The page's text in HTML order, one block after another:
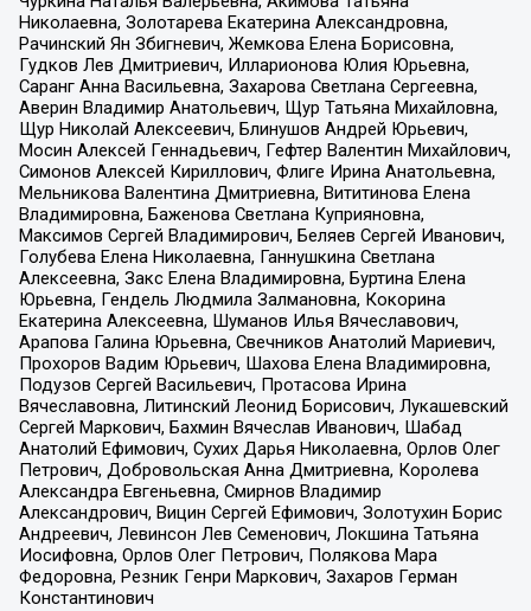
Николаевна, Золотарева Екатерина Александровна,
Рачинский Ян Збигневич, Жемкова Елена Борисовна,
Гудков Лев Дмитриевич, Илларионова Юлия Юрьевна,
Саранг Анна Васильевна, Захарова Светлана Сергеевна,
Аверин Владимир Анатольевич, Щур Татьяна Михайловна,
Щур Николай Алексеевич, Блинушов Андрей Юрьевич,
Мосин Алексей Геннадьевич, Гефтер Валентин Михайлович,
Симонов Алексей Кириллович, Флиге Ирина Анатольевна,
Мельникова Валентина Дмитриевна, Вититинова Елена
Владимировна, Баженова Светлана Куприяновна,
Максимов Сергей Владимирович, Беляев Сергей Иванович,
Голубева Елена Николаевна, Ганнушкина Светлана
Алексеевна, Закс Елена Владимировна, Буртина Елена
Юрьевна, Гендель Людмила Залмановна, Кокорина
Екатерина Алексеевна, Шуманов Илья Вячеславович,
Арапова Галина Юрьевна, Свечников Анатолий Мариевич,
Прохоров Вадим Юрьевич, Шахова Елена Владимировна,
Подузов Сергей Васильевич, Протасова Ирина
Вячеславовна, Литинский Леонид Борисович, Лукашевский
Сергей Маркович, Бахмин Вячеслав Иванович, Шабад
Анатолий Ефимович, Сухих Дарья Николаевна, Орлов Олег
Петрович, Добровольская Анна Дмитриевна, Королева
Александра Евгеньевна, Смирнов Владимир
Александрович, Вицин Сергей Ефимович, Золотухин Борис
Андреевич, Левинсон Лев Семенович, Локшина Татьяна
Иосифовна, Орлов Олег Петрович, Полякова Мара
Федоровна, Резник Генри Маркович, Захаров Герман
Константинович